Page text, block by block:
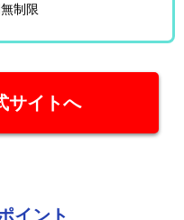
制限
サイトへ
イント